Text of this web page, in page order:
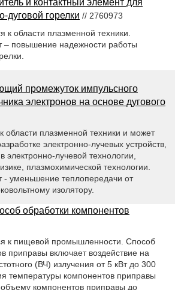
и контактный элемент для
дуговой горелки // 2760973
к области плазменной техники.
– повышение надежности работы
промежуток импульсного
электронов на основе дугового
области плазменной техники и может
электронно-лучевых устройств,
электронно-лучевой технологии,
плазмохимической технологии.
- уменьшение теплопередачи от
изолятору.
обработки компонентов
к пищевой промышленности. Способ
приправы включает воздействие на
(ВЧ) излучения от 5 кВт до 300
температуры компонентов приправы
компонентов приправы до